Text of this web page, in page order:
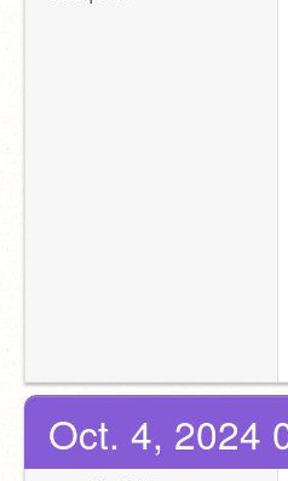
Oct. 4, 2024